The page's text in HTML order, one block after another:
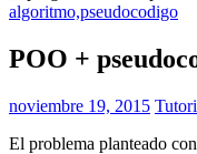
algoritmo,pseudocodigo
POO +
noviembre 19, 2015
El problema planteado